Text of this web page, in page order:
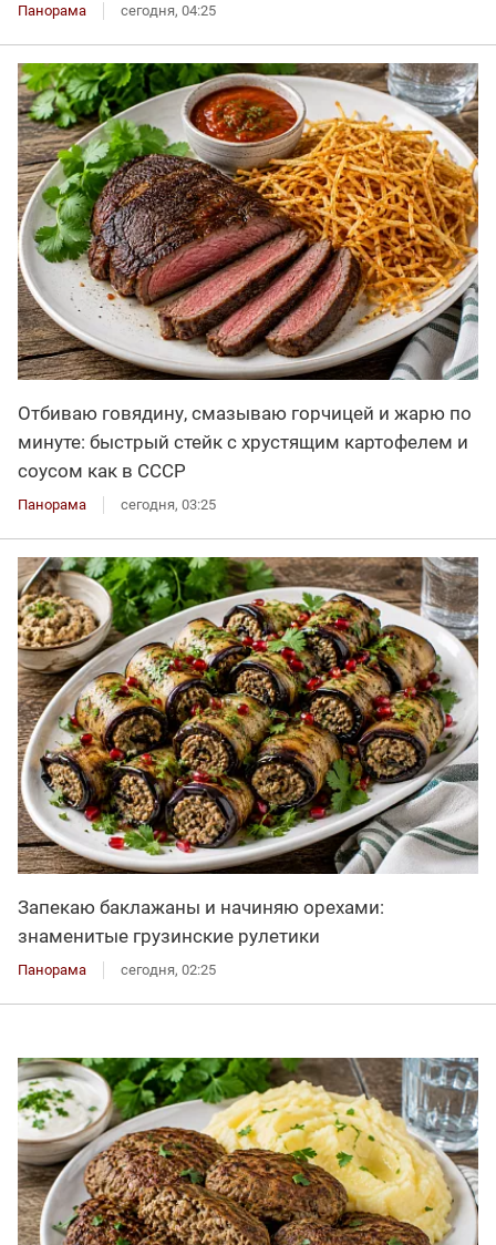
Панорама сегодня, 04:25
Отбиваю говядину, смазываю горчицей и жарю по
минуте: быстрый стейк с хрустящим картофелем и
соусом как в СССР
Панорама сегодня, 03:25
Запекаю баклажаны и начиняю орехами:
знаменитые грузинские рулетики
Панорама сегодня, 02:25